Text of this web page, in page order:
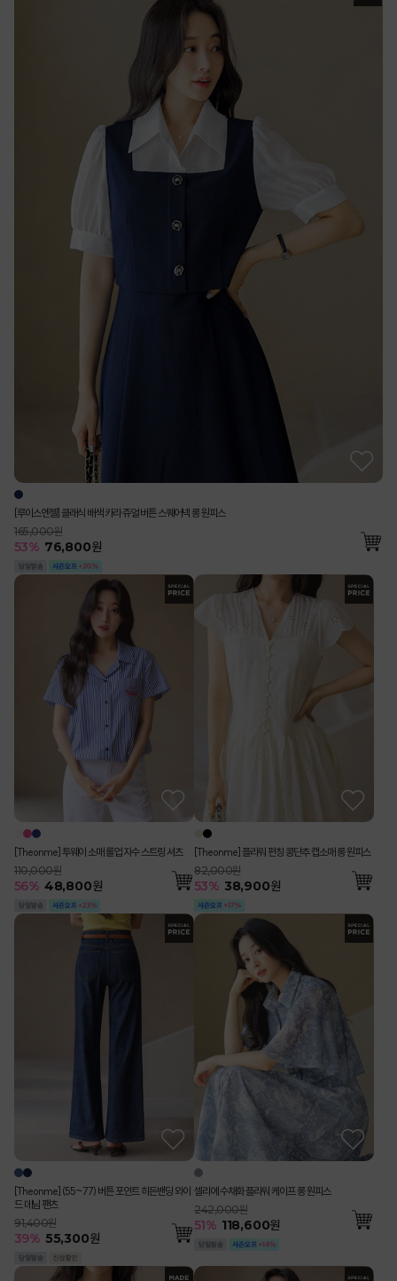
[루이스엔젤] 클래식 배색 카라 쥬얼 버튼 스퀘어넥 롱 원피스
165,000원
53% 76,800원
[Theonme] 투웨이 소매 롤업 자수 스트링 셔츠
110,000원
56% 48,800원
[Theonme] 플라워 펀칭 콩단추 캡소매 롱 원피스
82,000원
53% 38,900원
[Theonme] (55~77) 버튼 포인트 히든밴딩 와이
드 데님 팬츠
91,400원
39% 55,300원
셀리에 수채화 플라워 케이프 롱 원피스
242,000원
51% 118,600원